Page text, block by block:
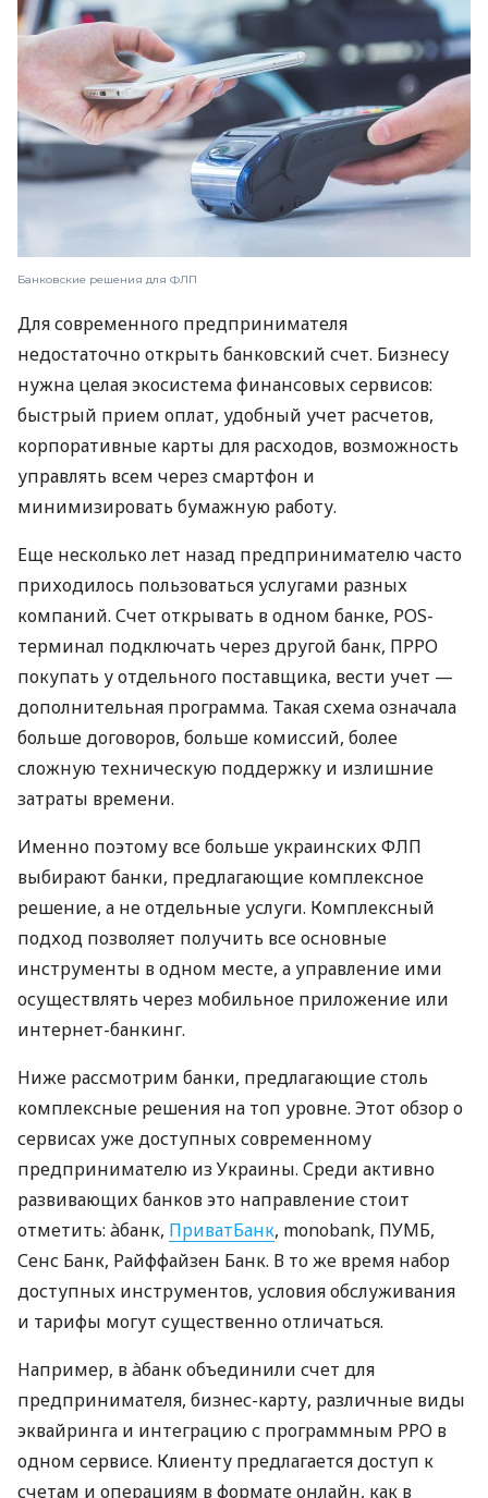
Банковские решения для ФЛП
Для современного предпринимателя
недостаточно открыть банковский счет. Бизнесу
нужна целая экосистема финансовых сервисов:
быстрый прием оплат, удобный учет расчетов,
корпоративные карты для расходов, возможность
управлять всем через смартфон и
минимизировать бумажную работу.
Еще несколько лет назад предпринимателю часто
приходилось пользоваться услугами разных
компаний. Счет открывать в одном банке, POS-
терминал подключать через другой банк, ПРРО
покупать у отдельного поставщика, вести учет —
дополнительная программа. Такая схема означала
больше договоров, больше комиссий, более
сложную техническую поддержку и излишние
затраты времени.
Именно поэтому все больше украинских ФЛП
выбирают банки, предлагающие комплексное
решение, а не отдельные услуги. Комплексный
подход позволяет получить все основные
инструменты в одном месте, а управление ими
осуществлять через мобильное приложение или
интернет-банкинг.
Ниже рассмотрим банки, предлагающие столь
комплексные решения на топ уровне. Этот обзор о
сервисах уже доступных современному
предпринимателю из Украины. Среди активно
развивающих банков это направление стоит
отметить: àбанк, ПриватБанк, monobank, ПУМБ,
Сенс Банк, Райффайзен Банк. В то же время набор
доступных инструментов, условия обслуживания
и тарифы могут существенно отличаться.
Например, в àбанк объединили счет для
предпринимателя, бизнес-карту, различные виды
эквайринга и интеграцию с программным РРО в
одном сервисе. Клиенту предлагается доступ к
счетам и операциям в формате онлайн, как в